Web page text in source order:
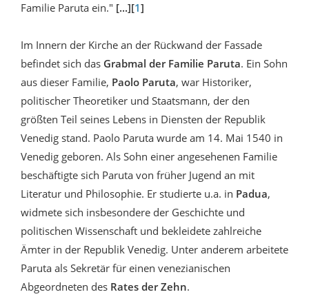
Familie Paruta ein." [...][1]
Im Innern der Kirche an der Rückwand der Fassade
befindet sich das Grabmal der Familie Paruta. Ein Sohn
aus dieser Familie, Paolo Paruta, war Historiker,
politischer Theoretiker und Staatsmann, der den
größten Teil seines Lebens in Diensten der Republik
Venedig stand. Paolo Paruta wurde am 14. Mai 1540 in
Venedig geboren. Als Sohn einer angesehenen Familie
beschäftigte sich Paruta von früher Jugend an mit
Literatur und Philosophie. Er studierte u.a. in Padua,
widmete sich insbesondere der Geschichte und
politischen Wissenschaft und bekleidete zahlreiche
Ämter in der Republik Venedig. Unter anderem arbeitete
Paruta als Sekretär für einen venezianischen
Abgeordneten des Rates der Zehn.